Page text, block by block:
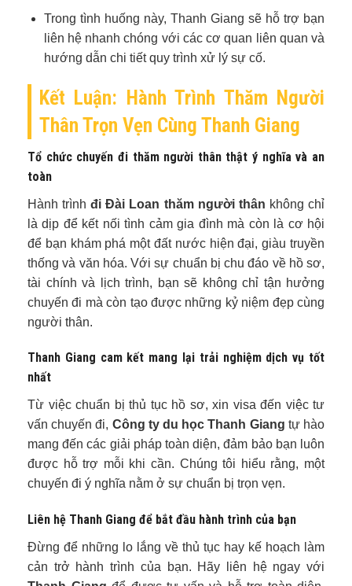
Trong tình huống này, Thanh Giang sẽ hỗ trợ bạn
liên hệ nhanh chóng với các cơ quan liên quan và
hướng dẫn chi tiết quy trình xử lý sự cố.
Kết Luận: Hành Trình Thăm Người
Thân Trọn Vẹn Cùng Thanh Giang
Tổ chức chuyến đi thăm người thân thật ý nghĩa và an
toàn
Hành trìnhđi Đài Loan thăm người thân không chỉ
là dịp để kết nối tình cảm gia đình mà còn là cơ hội
để bạn khám phá một đất nước hiện đại, giàu truyền
thống và văn hóa. Với sự chuẩn bị chu đáo về hồ sơ,
tài chính và lịch trình, bạn sẽ không chỉ tận hưởng
chuyến đi mà còn tạo được những kỷ niệm đẹp cùng
người thân.
Thanh Giang cam kết mang lại trải nghiệm dịch vụ tốt
nhất
Từ việc chuẩn bị thủ tục hồ sơ, xin visa đến việc tư
vấn chuyến đi, Công ty du học Thanh Giang tự hào
mang đến các giải pháp toàn diện, đảm bảo bạn luôn
được hỗ trợ mỗi khi cần. Chúng tôi hiểu rằng, một
chuyến đi ý nghĩa nằm ở sự chuẩn bị trọn vẹn.
Liên hệ Thanh Giang để bắt đầu hành trình của bạn
Đừng để những lo lắng về thủ tục hay kế hoạch làm
cản trở hành trình của bạn. Hãy liên hệ ngay với